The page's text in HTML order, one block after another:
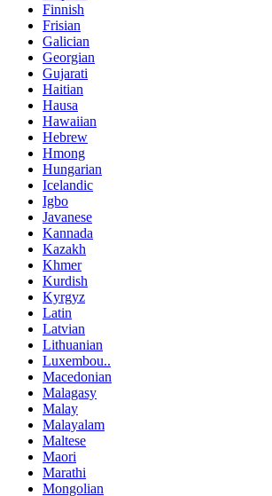
Finnish
Frisian
Galician
Georgian
Gujarati
Haitian
Hausa
Hawaiian
Hebrew
Hmong
Hungarian
Icelandic
Igbo
Javanese
Kannada
Kazakh
Khmer
Kurdish
Kyrgyz
Latin
Latvian
Lithuanian
Luxembou..
Macedonian
Malagasy
Malay
Malayalam
Maltese
Maori
Marathi
Mongolian